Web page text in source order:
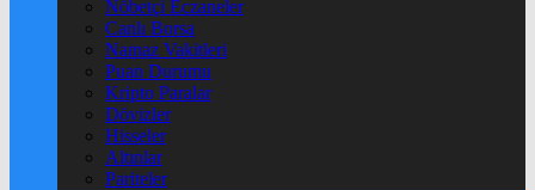
Nöbetçi Eczaneler
Canlı Borsa
Namaz Vakitleri
Puan Durumu
Kripto Paralar
Dövizler
Hisseler
Altınlar
Pariteler